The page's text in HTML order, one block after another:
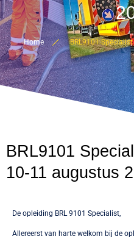
Home BRL9101
BRL9101
10-11 augustus
De opleiding BRL 9101 Specialist,
Allereerst van harte welkom bij de